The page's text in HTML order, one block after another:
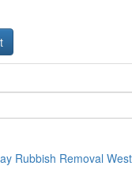
Rubbish Removal